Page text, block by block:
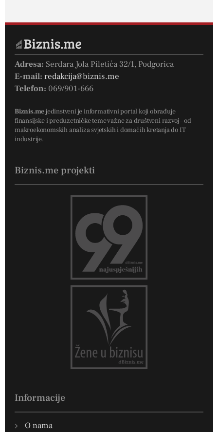
Adresa: Serdara Jola Piletića 32/1, Podgorica
E-mail: redakcija@biznis.me
Telefon: 069/901-666
Biznis.mejedinstveni je informativni portal koji obrađuje
finansijske i preduzetničke teme važne za društveni razvoj – od
makroekonomskih analiza svjetskih i domaćih kretanja do IT
industrije.
Biznis.me projekti
Informacije
O nama